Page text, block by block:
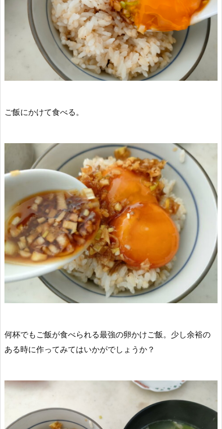
ご飯にかけて食べる。
何杯でもご飯が食べられる最強の卵かけご飯。少し余裕の
ある時に作ってみてはいかがでしょうか？